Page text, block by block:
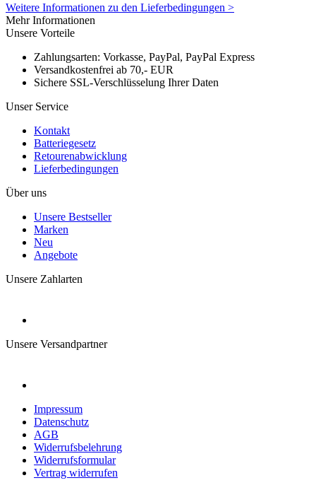
Weitere Informationen zu den Lieferbedingungen >
Mehr Informationen
Unsere Vorteile
Zahlungsarten: Vorkasse, PayPal, PayPal Express
Versandkostenfrei ab 70,- EUR
Sichere SSL-Verschlüsselung Ihrer Daten
Unser Service
Kontakt
Batteriegesetz
Retourenabwicklung
Lieferbedingungen
Über uns
Unsere Bestseller
Marken
Neu
Angebote
Unsere Zahlarten
Unsere Versandpartner
Impressum
Datenschutz
AGB
Widerrufsbelehrung
Widerrufsformular
Vertrag widerrufen